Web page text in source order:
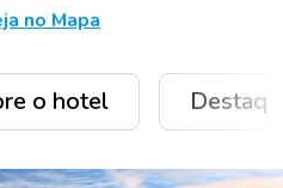
no Mapa
o hotel